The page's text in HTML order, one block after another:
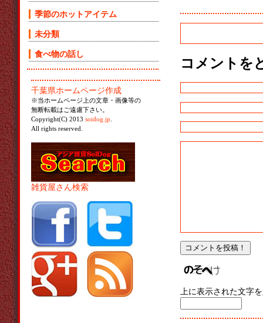
コメントを
上に表示された文字
季節のホットアイテム
未分類
食べ物の話し
千葉県ホームページ作成
※当ホームページ上の文章・画像等の
無断転載はご遠慮下さい。
Copyright(C) 2013 soidog.jp.
All rights reserved.
雑貨屋さん検索